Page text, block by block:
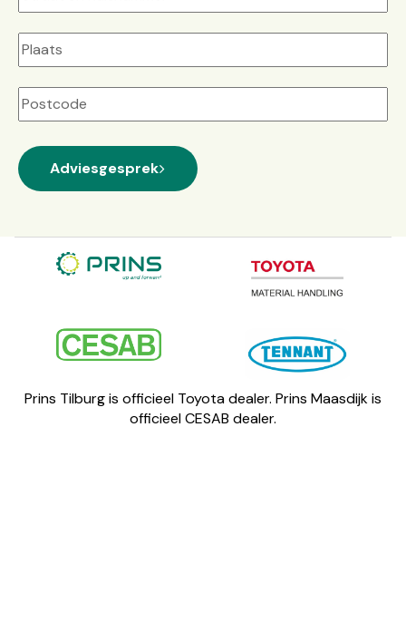
+
Adviesgesprek
Prins Tilburg is officieel Toyotadealer. Prins Maasdijk is
officieelCESAB dealer.